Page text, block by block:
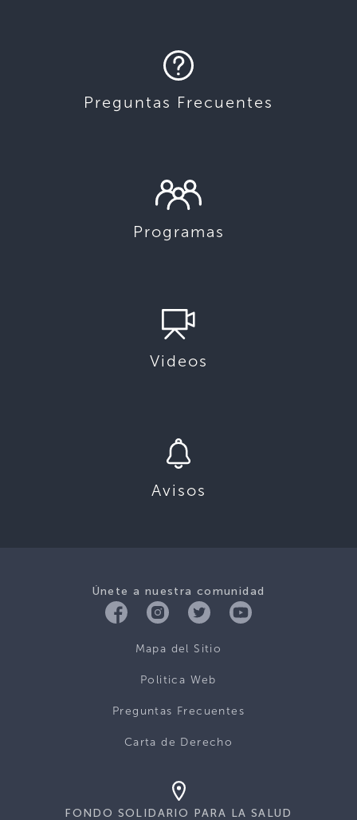
Preguntas Frecuentes
Programas
Videos
Avisos
Únete a nuestra comunidad
Mapa del Sitio
Politica Web
Preguntas Frecuentes
Carta de Derecho
FONDO SOLIDARIO PARA LA SALUD